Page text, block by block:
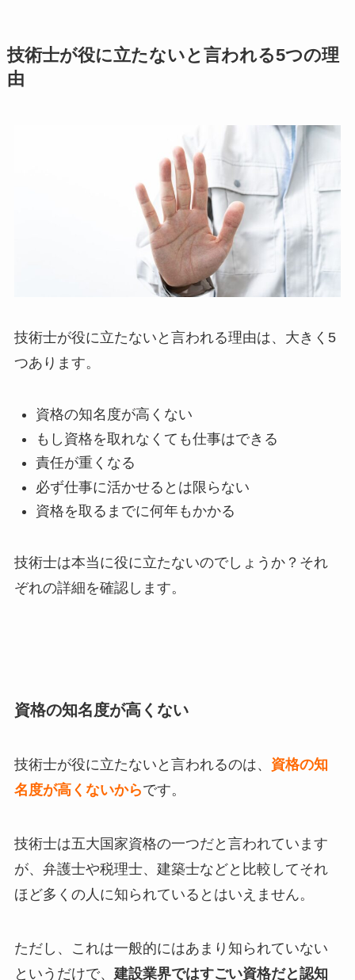
技術士が役に立たないと言われる5つの理
由
技術士が役に立たないと言われる理由は、大きく5
つあります。
資格の知名度が高くない
もし資格を取れなくても仕事はできる
責任が重くなる
必ず仕事に活かせるとは限らない
資格を取るまでに何年もかかる
技術士は本当に役に立たないのでしょうか？それ
ぞれの詳細を確認します。
資格の知名度が高くない
技術士が役に立たないと言われるのは、 資格の知
名度が高くないからです。
技術士は五大国家資格の一つだと言われています
が、弁護士や税理士、建築士などと比較してそれ
ほど多くの人に知られているとはいえません。
ただし、これは一般的にはあまり知られていない
というだけで、 建設業界ではすごい資格だと認知